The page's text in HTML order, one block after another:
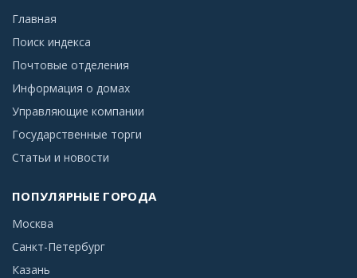
Главная
Поиск индекса
Почтовые отделения
Информация о домах
Управляющие компании
Государственные торги
Статьи и новости
ПОПУЛЯРНЫЕ ГОРОДА
Москва
Санкт-Петербург
Казань